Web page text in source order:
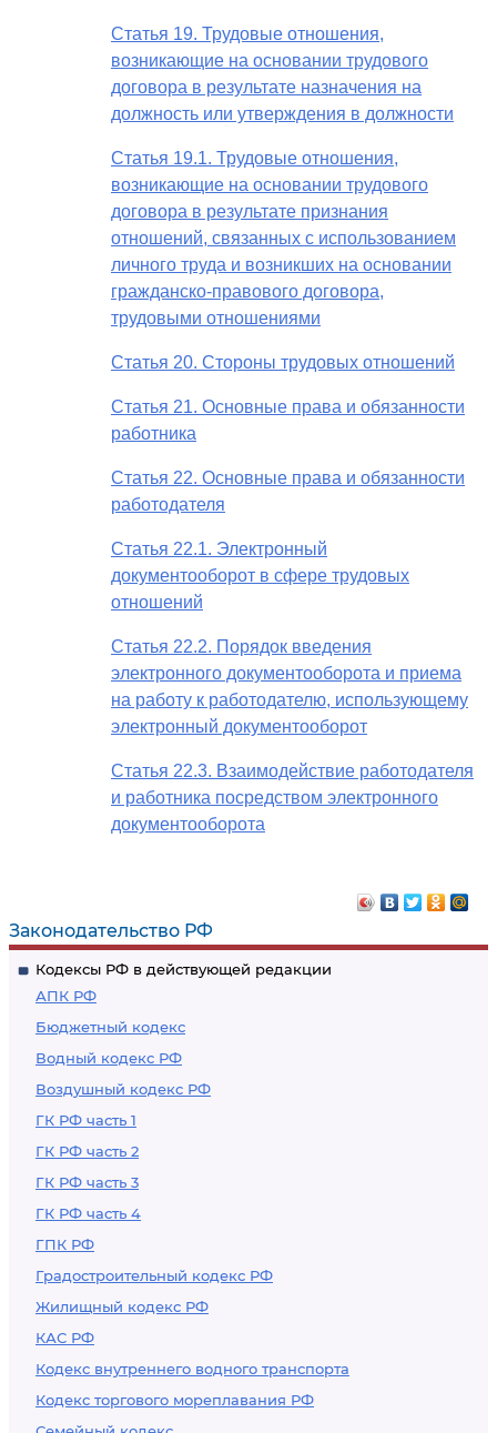
Законодательство РФ
Кодексы РФ в действующей редакции
АПК РФ
Бюджетный кодекс
Водный кодекс РФ
Воздушный кодекс РФ
ГК РФ часть 1
ГК РФ часть 2
ГК РФ часть 3
ГК РФ часть 4
ГПК РФ
Градостроительный кодекс РФ
Жилищный кодекс РФ
КАС РФ
Кодекс внутреннего водного транспорта
Кодекс торгового мореплавания РФ
Статья 19. Трудовые отношения,
возникающие на основании трудового
договора в результате назначения на
должность или утверждения в должности
Статья 19.1. Трудовые отношения,
возникающие на основании трудового
договора в результате признания
отношений, связанных с использованием
личного труда и возникших на основании
гражданско-правового договора,
трудовыми отношениями
Статья 20. Стороны трудовых отношений
Статья 21. Основные права и обязанности
работника
Статья 22. Основные права и обязанности
работодателя
Статья 22.1. Электронный
документооборот в сфере трудовых
отношений
Статья 22.2. Порядок введения
электронного документооборота и приема
на работу к работодателю, использующему
электронный документооборот
Статья 22.3. Взаимодействие работодателя
и работника посредством электронного
документооборота